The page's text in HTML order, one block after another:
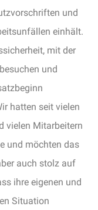
und
einhält.
mit der
und
hatten seit vielen
vielen Mitarbeitern
und möchten das
auch stolz auf
ihre eigenen und
Situation